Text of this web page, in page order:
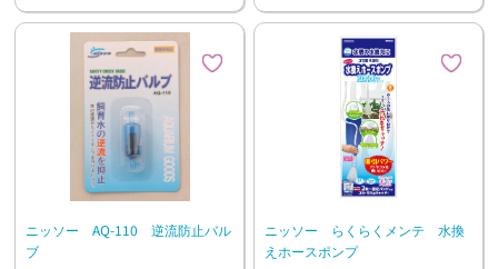
ニッソー AQ-110 逆流防止バル
ブ
ニッソー らくらくメンテ 水換
えホースポンプ